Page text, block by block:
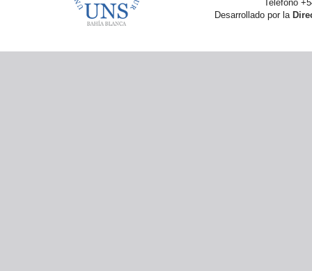
Teléfono
Desarrollado por la